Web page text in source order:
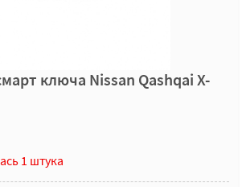
ключа Nissan Qashqai X-
1 штука